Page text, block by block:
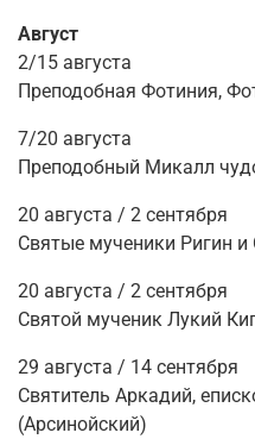
Август
2/15 августа
Преподобная Фотиния,
7/20 августа
Преподобный Микалл
20 августа / 2 сентября
Святые мученики Ригин и
20 августа / 2 сентября
Святой мученик Лукий
29 августа / 14 сентября
Святитель Аркадий,
(Арсинойский)